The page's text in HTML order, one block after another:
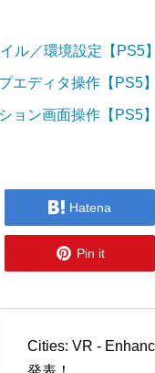
ル／環境設定【PS5】
エディタ操作【PS5】
ョン画面操作【PS5】
 Hatena
 Pin it
Cities: VR -